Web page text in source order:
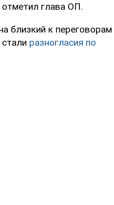
глава ОП.
близкий к переговорам
разногласия по